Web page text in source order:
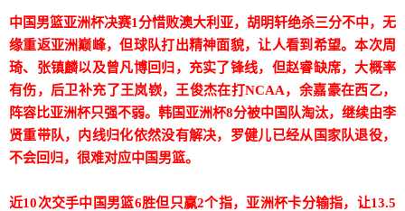
中国男篮亚洲杯决赛1分惜败澳大利亚，胡明轩绝杀三分不中，无
缘重返亚洲巅峰，但球队打出精神面貌，让人看到希望。本次周
琦、张镇麟以及曾凡博回归，充实了锋线，但赵睿缺席，大概率
有伤，后卫补充了王岚嵚，王俊杰在打NCAA，余嘉豪在西乙，
阵容比亚洲杯只强不弱。韩国亚洲杯8分被中国队淘汰，继续由李
贤重带队，内线归化依然没有解决，罗健儿已经从国家队退役，
不会回归，很难对应中国男篮。
近10次交手中国男篮6胜但只赢2个指，亚洲杯卡分输指，让13.5